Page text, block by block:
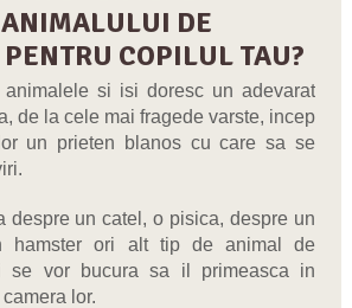
DE
COPILUL TAU?
si isi doresc un adevarat
de la cele mai fragede varste, incep
un prieten blanos cu care sa se
despre un catel, o pisica, despre un
hamster ori alt tip de animal de
se vor bucura sa il primeasca in
lor.